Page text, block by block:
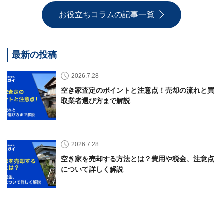
お役立ちコラムの記事一覧
最新の投稿
2026.7.28
空き家査定のポイントと注意点！売却の流れと買
取業者選び方まで解説
2026.7.28
空き家を売却する方法とは？費用や税金、注意点
について詳しく解説